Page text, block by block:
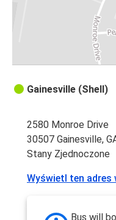
Gainesville (Shell)
2580 Monroe Drive
30507 Gainesville,
Stany Zjednoczone
Wyświetl ten adres
Bus will